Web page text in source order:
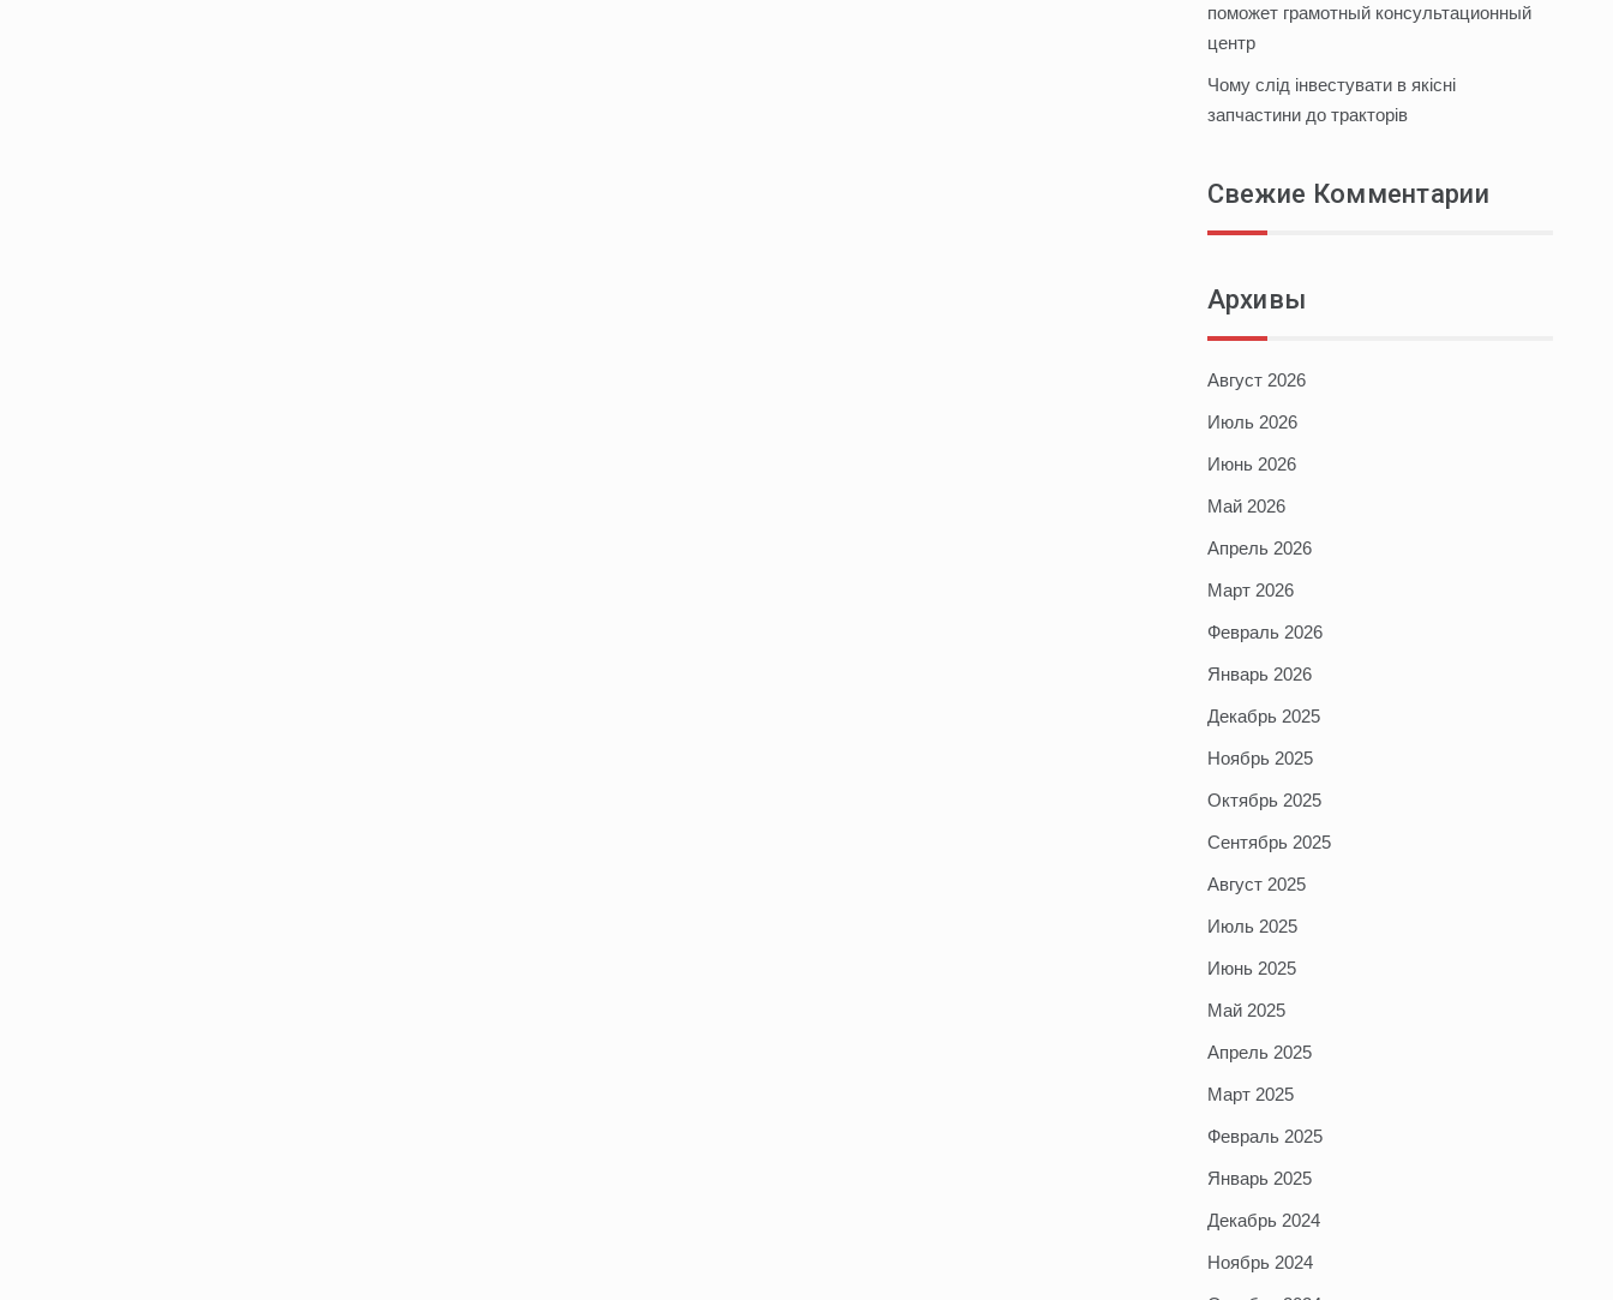
поможет грамотный консультационный
центр
Чому слід інвестувати в якісні
запчастини до тракторів
Свежие Комментарии
Архивы
Август 2026
Июль 2026
Июнь 2026
Май 2026
Апрель 2026
Март 2026
Февраль 2026
Январь 2026
Декабрь 2025
Ноябрь 2025
Октябрь 2025
Сентябрь 2025
Август 2025
Июль 2025
Июнь 2025
Май 2025
Апрель 2025
Март 2025
Февраль 2025
Январь 2025
Декабрь 2024
Ноябрь 2024